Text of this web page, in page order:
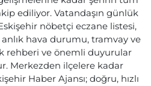
ediliyor. Vatandaşın günlük
nöbetçi eczane listesi,
hava durumu, tramvay ve
rehberi ve önemli duyurular
Merkezden ilçelere kadar
Haber Ajansı; doğru, hızlı